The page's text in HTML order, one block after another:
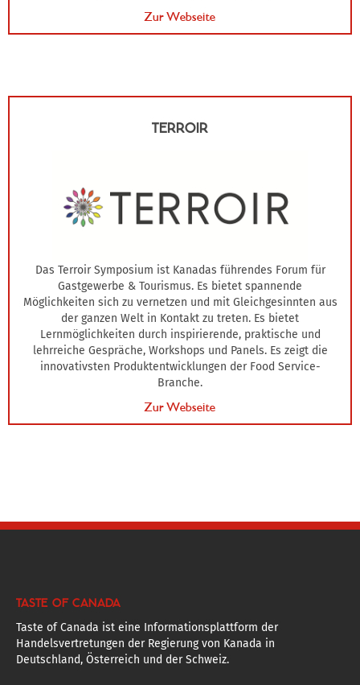
Zur Webseite
TERROIR
Das Terroir Symposium ist Kanadas führendes Forum für
Gastgewerbe & Tourismus. Es bietet spannende
Möglichkeiten sich zu vernetzen und mit Gleichgesinnten aus
der ganzen Welt in Kontakt zu treten. Es bietet
Lernmöglichkeiten durch inspirierende, praktische und
lehrreiche Gespräche, Workshops und Panels. Es zeigt die
innovativsten Produktentwicklungen der Food Service-
Branche.
Zur Webseite
TASTE OF CANADA
Taste of Canada ist eine Informationsplattform der
Handelsvertretungen der Regierung von Kanada in
Deutschland, Österreich und der Schweiz.